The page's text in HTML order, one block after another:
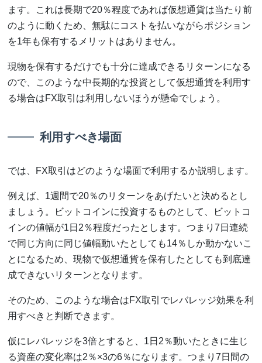
ます。これは長期で20％程度であれば仮想通貨は当たり前
のように動くため、無駄にコストを払いながらポジション
を1年も保有するメリットはありません。
現物を保有するだけでも十分に達成できるリターンになる
ので、このような中長期的な投資として仮想通貨を利用す
る場合はFX取引は利用しないほうが懸命でしょう。
利用すべき場面
では、FX取引はどのような場面で利用するか説明します。
例えば、1週間で20％のリターンをあげたいと決めるとし
ましょう。ビットコインに投資するものとして、ビットコ
インの値幅が1日2％程度だったとします。つまり7日連続
で同じ方向に同じ値幅動いたとしても14％しか動かないこ
とになるため、現物で仮想通貨を保有したとしても到底達
成できないリターンとなります。
そのため、このような場合はFX取引でレバレッジ効果を利
用すべきと判断できます。
仮にレバレッジを3倍とすると、1日2％動いたときに生じ
る資産の変化率は2％×3の6％になります。つまり7日間の